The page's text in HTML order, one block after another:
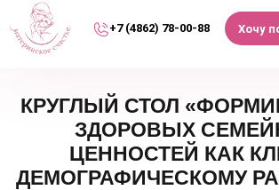
+7 (4862) 78-00-88 Хочу
КРУГЛЫЙ СТОЛ
ЗДОРОВЫХ
ЦЕННОСТЕЙ КАК
ДЕМОГРАФИЧЕСКОМУ